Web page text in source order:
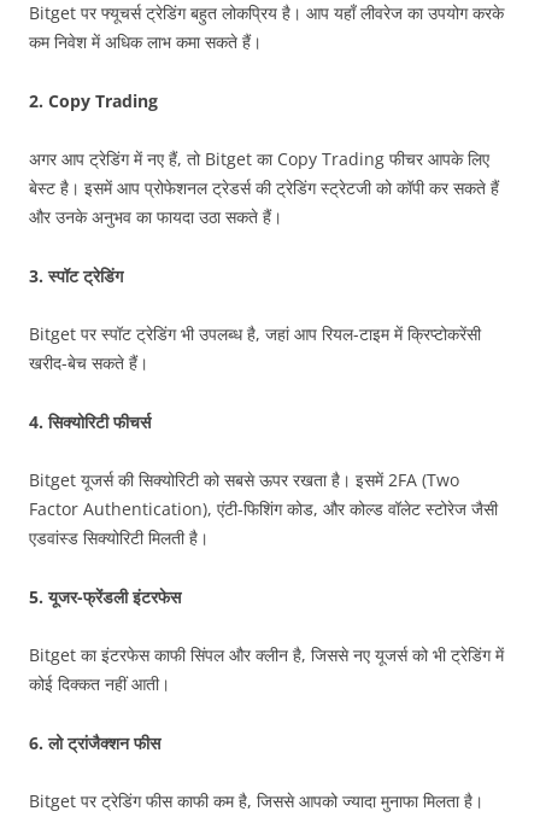
Bitget पर फ्यूचर्स ट्रेडिंग बहुत लोकप्रिय है। आप यहाँ लीवरेज का उपयोग करके
कम निवेश में अधिक लाभ कमा सकते हैं।
2. Copy Trading
अगर आप ट्रेडिंग में नए हैं, तो Bitget का Copy Trading फीचर आपके लिए
बेस्ट है। इसमें आप प्रोफेशनल ट्रेडर्स की ट्रेडिंग स्ट्रेटजी को कॉपी कर सकते हैं
और उनके अनुभव का फायदा उठा सकते हैं।
3.स्पॉट ट्रेडिंग
Bitget पर स्पॉट ट्रेडिंग भी उपलब्ध है, जहां आप रियल-टाइम में क्रिप्टोकरेंसी
खरीद-बेच सकते हैं।
4.सिक्योरिटी फीचर्स
Bitget यूजर्स की सिक्योरिटी को सबसे ऊपर रखता है। इसमें 2FA (Two
Factor Authentication), एंटी-फिशिंग कोड, और कोल्ड वॉलेट स्टोरेज जैसी
एडवांस्ड सिक्योरिटी मिलती है।
5.यूजर-फ्रेंडली इंटरफेस
Bitget का इंटरफेस काफी सिंपल और क्लीन है, जिससे नए यूजर्स को भी ट्रेडिंग में
कोई दिक्कत नहीं आती।
6.लो ट्रांजैक्शन फीस
Bitget पर ट्रेडिंग फीस काफी कम है, जिससे आपको ज्यादा मुनाफा मिलता है।